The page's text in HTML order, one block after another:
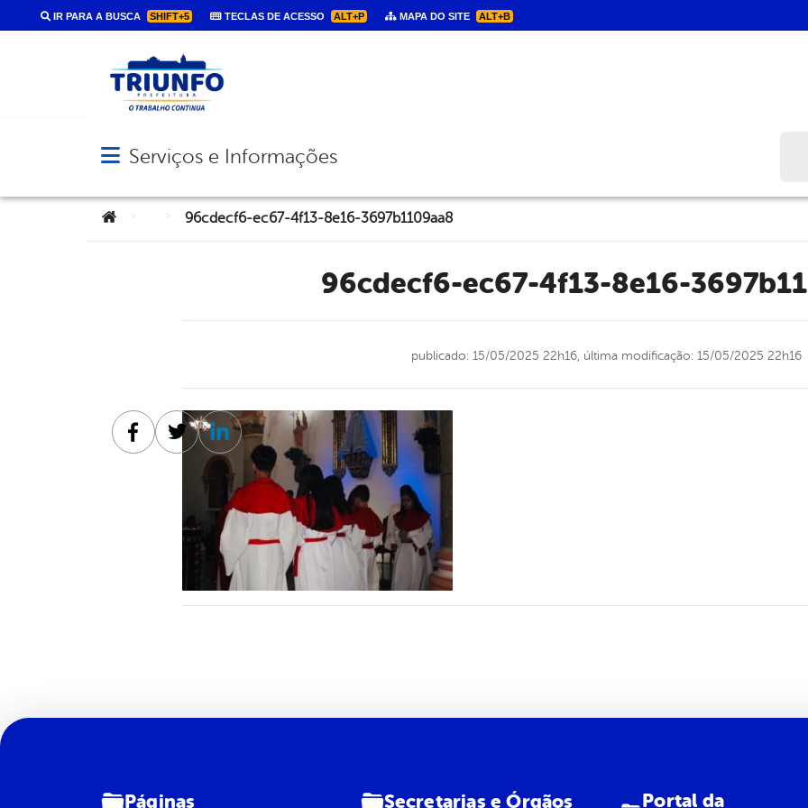
IR PARA A BUSCA SHIFT+5 TECLAS DE ACESSO ALT+P MAPA DO SITE ALT+B
Abrir menu principal de navegação
Serviços e Informações
Você está aqui:96cdecf6-ec67-4f13-8e16-3697b1109aa8
96cdecf6-ec67-4f13-8e16-
publicado: 15/05/2025 22h16, última modificação: 15/05/2025 22h16
Facebook
TwitterLinkedin
Páginas Secretarias e Órgãos
Portal da